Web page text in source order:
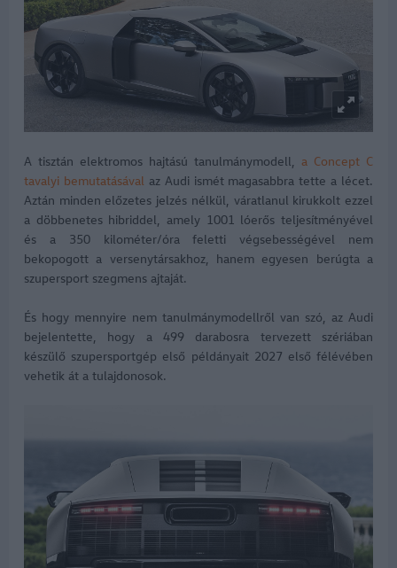
A tisztán elektromos hajtású tanulmánymodell, a Concept C
tavalyi bemutatásával az Audi ismét magasabbra tette a lécet.
Aztán minden előzetes jelzés nélkül, váratlanul kirukkolt ezzel
a döbbenetes hibriddel, amely 1001 lóerős teljesítményével
és a 350 kilométer/óra feletti végsebességével nem
bekopogott a versenytársakhoz, hanem egyesen berúgta a
szupersport szegmens ajtaját.
És hogy mennyire nem tanulmánymodellről van szó, az Audi
bejelentette, hogy a 499 darabosra tervezett szériában
készülő szupersportgép első példányait 2027 első félévében
vehetik át a tulajdonosok.